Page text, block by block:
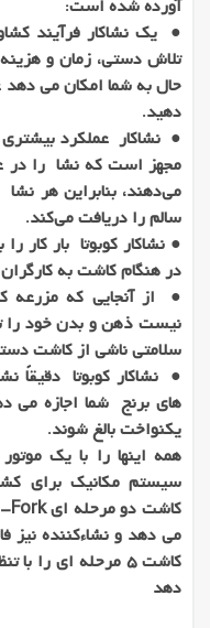
آورده شده است:
● یک نشاکار فرآیند
تلاش دستی، زمان و
حال به شما امکان می دهد
دهید.
● نشاکار عملکرد بیشتری
مجهز است که نشا را در
می‌دهند، بنابراین هر
سالم را دریافت می‌کند.
● نشاکار کوبوتا بار کار
در هنگام کاشت به
● از آنجایی که مزرعه
نیست ذهن و بدن خود را
سلامتی ناشی از کاشت
● نشاکار کوبوتا دقیقاً
های برنج شما اجازه می
یکنواخت بالغ شوند.
همه اینها را با یک
سیستم مکانیک برای
می دهد و نشاءکننده نیز
دهد